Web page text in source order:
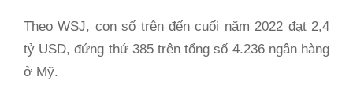
Theo WSJ, con số trên đến cuối năm 2022 đạt 2,4
tỷ USD, đứng thứ 385 trên tổng số 4.236 ngân hàng
ở Mỹ.